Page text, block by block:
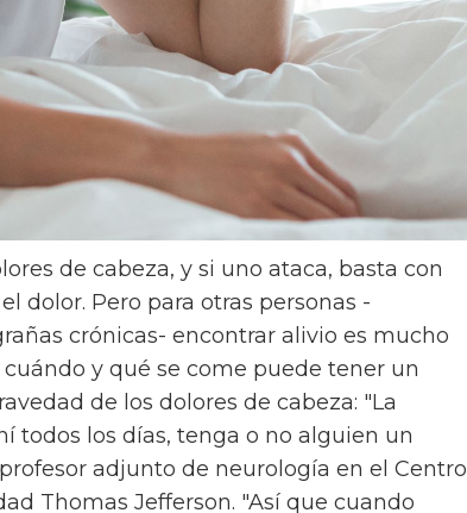
de cabeza, y si uno ataca, basta con
dolor. Pero para otras personas -
crónicas- encontrar alivio es mucho
y qué se come puede tener un
de los dolores de cabeza: "La
todos los días, tenga o no alguien un
adjunto de neurología en el Centro
Thomas Jefferson. "Así que cuando